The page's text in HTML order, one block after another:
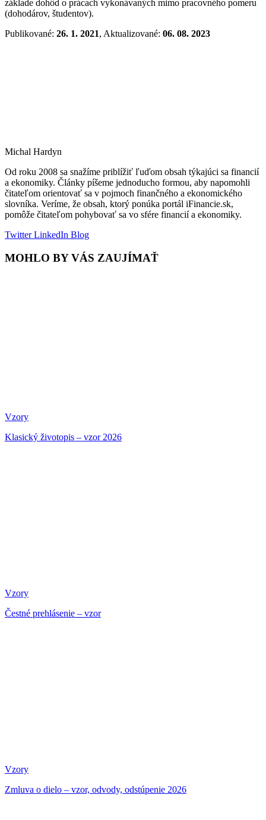
základe dohôd o prácach vykonávaných mimo pracovného pomeru
(dohodárov, študentov).
Publikované: 26. 1. 2021, Aktualizované: 06. 08. 2023
Michal Hardyn
Od roku 2008 sa snažíme priblížiť ľuďom obsah týkajúci sa financií
a ekonomiky. Články píšeme jednoducho formou, aby napomohli
čitateľom orientovať sa v pojmoch finančného a ekonomického
slovníka. Veríme, že obsah, ktorý ponúka portál iFinancie.sk,
pomôže čitateľom pohybovať sa vo sfére financií a ekonomiky.
TwitterLinkedIn Blog
MOHLO BY VÁS ZAUJÍMAŤ
Vzory
Klasický životopis – vzor 2026
Vzory
Čestné prehlásenie – vzor
Vzory
Zmluva o dielo – vzor, odvody, odstúpenie 2026